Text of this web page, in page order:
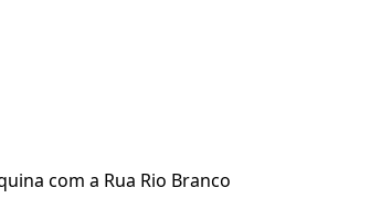
com a Rua Rio Branco